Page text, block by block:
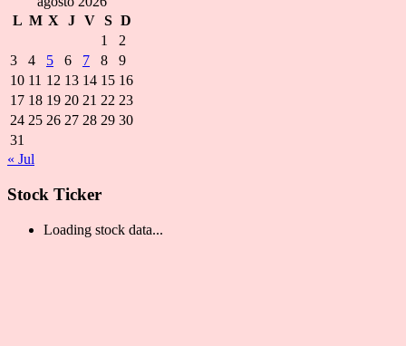
L M X J V S D
1
2
3
4 5 6 7 8
9
10 11 12 13 14 15 16
17 18 19 20 21 22 23
24 25 26 27 28 29 30
31
« Jul
Stock Ticker
Loading stock data...